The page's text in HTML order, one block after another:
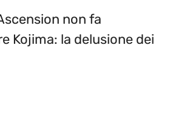
non fa
Kojima: la delusione dei